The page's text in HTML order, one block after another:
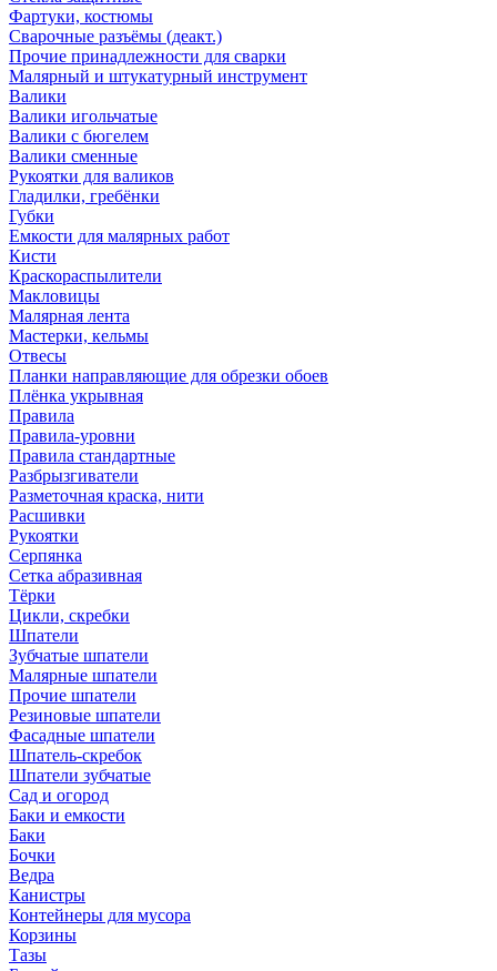
Фартуки, костюмы
Сварочные разъёмы (деакт.)
Прочие принадлежности для сварки
Малярный и штукатурный инструмент
Валики
Валики игольчатые
Валики с бюгелем
Валики сменные
Рукоятки для валиков
Гладилки, гребёнки
Губки
Емкости для малярных работ
Кисти
Краскораспылители
Макловицы
Малярная лента
Мастерки, кельмы
Отвесы
Планки направляющие для обрезки обоев
Плёнка укрывная
Правила
Правила-уровни
Правила стандартные
Разбрызгиватели
Разметочная краска, нити
Расшивки
Рукоятки
Серпянка
Сетка абразивная
Тёрки
Цикли, скребки
Шпатели
Зубчатые шпатели
Малярные шпатели
Прочие шпатели
Резиновые шпатели
Фасадные шпатели
Шпатель-скребок
Шпатели зубчатые
Сад и огород
Баки и емкости
Баки
Бочки
Ведра
Канистры
Контейнеры для мусора
Корзины
Тазы